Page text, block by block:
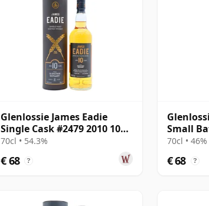
Glenlossie James Eadie
Single Cask #2479 2010 10
jaar oud
70cl • 54.3%
€ 68 ?
Small
jaar oud
70cl • 46%
€ 68 ?